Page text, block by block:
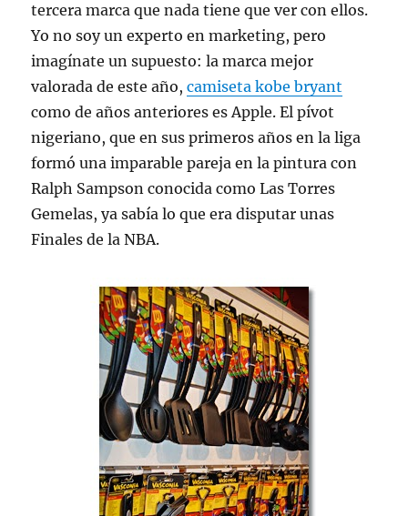
tercera marca que nada tiene que ver con ellos.
Yo no soy un experto en marketing, pero
imagínate un supuesto: la marca mejor
valorada de este año,camiseta kobe bryant
como de años anteriores es Apple. El pívot
nigeriano, que en sus primeros años en la liga
formó una imparable pareja en la pintura con
Ralph Sampson conocida como Las Torres
Gemelas, ya sabía lo que era disputar unas
Finales de la NBA.